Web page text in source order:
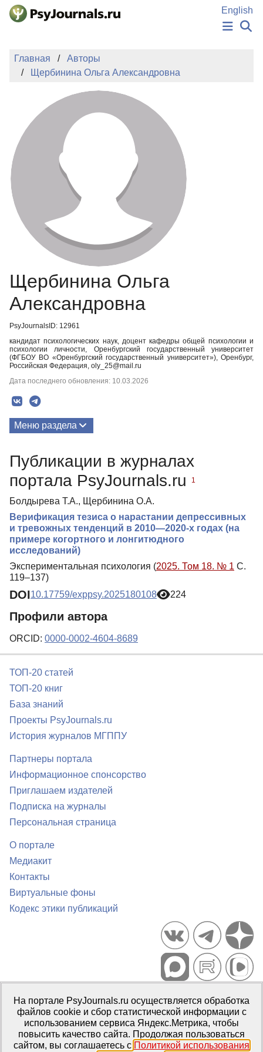
Перейти к основному содержанию
English
ИЗДАНИЯ
АВТОРЫ
ПОДАТЬ РУКОПИСЬ
БАЗА ЗНАНИЙ
КЛЮЧЕВЫЕ СЛОВА
Регистрация
Главная
Авторы
Щербинина Ольга Александровна
Щербинина Ольга
Александровна
PsyJournalsID: 12961
кандидат психологических наук, доцент кафедры общей психологии и
психологии личности, Оренбургский государственный университет
(ФГБОУ ВО «Оренбургский государственный университет»), Оренбург,
Российская Федерация, oly_25@mail.ru
Дата последнего обновления: 10.03.2026
Меню раздела
Публикации в журналах
портала PsyJournals.ru
1
Болдырева Т.А., Щербинина О.А.
Верификация тезиса о нарастании депрессивных
и тревожных тенденций в 2010—2020-х годах (на
примере когортного и лонгитюдного
исследований)
Экспериментальная психология (2025. Том 18. № 1 С.
119–137)
DOI10.17759/exppsy.2025180108 224
Профили автора
ORCID: 0000-0002-4604-8689
ТОП-20 статей
ТОП-20 книг
База знаний
Проекты PsyJournals.ru
История журналов МГППУ
Партнеры портала
Информационное спонсорство
Приглашаем издателей
Подписка на журналы
Персональная страница
О портале
Медиакит
Контакты
Виртуальные фоны
Кодекс этики публикаций
Портал психологических изданий PsyJournals.ru, 2007–2026
Правила использования материалов
Свидетельство регистрации СМИЭл № ФС77-66447 от 14 июля
2016 г.
Издатель: ФГБОУ ВО МГППУ
На портале PsyJournals.ru осуществляется обработка
файлов cookie и сбор статистической информации с
использованием сервиса Яндекс.Метрика, чтобы
повысить качество сайта. Продолжая пользоваться
сайтом, вы соглашаетесь с Политикой использования